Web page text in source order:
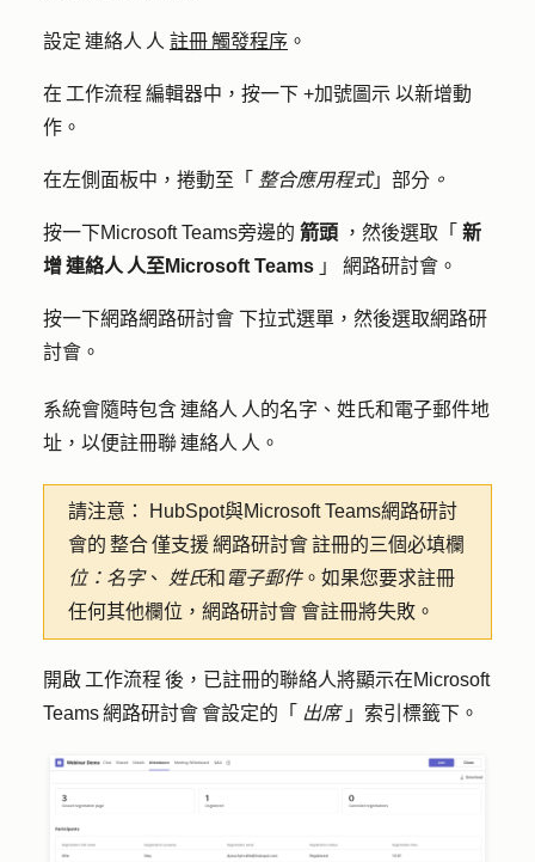
設定 連絡人 人 註冊 觸發程序 。
在 工作流程 編輯器中，按一下 +加號圖示 以新增動
作。
在左側面板中，捲動至「 整合應用程式」部分 。
按一下Microsoft Teams旁邊的 箭頭 ，然後選取「 新
增 連絡人 人至Microsoft Teams 」 網路研討會 。
按一下網路網路研討會 下拉式選單，然後選取網路研
討會 。
系統會隨時包含 連絡人 人的名字、姓氏和電子郵件地
址，以便註冊聯 連絡人 人。
請注意：
HubSpot與Microsoft Teams網路研討
會的 整合 僅支援 網路研討會 註冊的三個必填欄
位：名字、 姓氏和 電子郵件。如果您要求註冊
任何其他欄位，網路研討會 會註冊將失敗。
開啟 工作流程 後，已註冊的聯絡人將顯示在Microsoft
Teams 網路研討會 會設定的「 出席」索引標籤下。